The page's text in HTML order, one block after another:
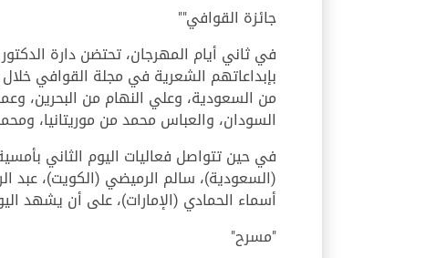
جائزة القوافي""
من السعودية، وعلي النهام من البحرين،
السودان، والعباس محمد من موريتانيا،
(السعودية)، سالم الرميضي (الكويت)، عبد
أسماء الحمادي (الإمارات)، على أن يشهد
"مسرح"